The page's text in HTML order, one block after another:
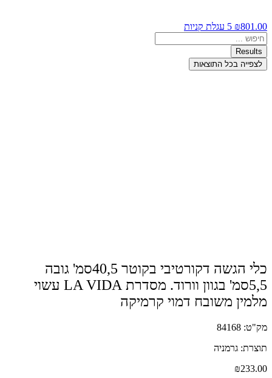
₪801.00
5 עגלת קניות
Search
...
Results
לצפייה בכל התוצאות
כלי הגשה דקורטיבי בקוטר 40,5סמ' גובה
5,5סמ' בגוון וורוד. מסדרת LA VIDA עשוי
מלמין משובח דמוי קרמיקה
מק"ט: 84168
תוצרת: גרמניה
₪233.00